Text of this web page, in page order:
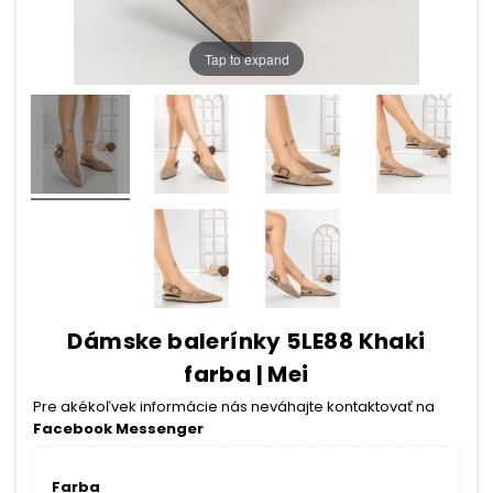
Tap to expand
Dámske balerínky 5LE88 Khaki
farba | Mei
Pre akékoľvek informácie nás neváhajte kontaktovať na
Facebook Messenger
Farba